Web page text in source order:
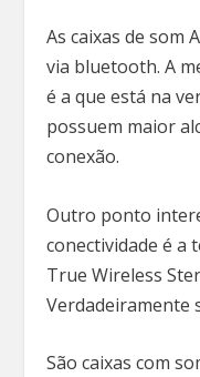
As caixas de som
via bluetooth. A
é a que está na
possuem maior
conexão.
Outro ponto
conectividade é a
True Wireless
Verdadeiramente
São caixas com